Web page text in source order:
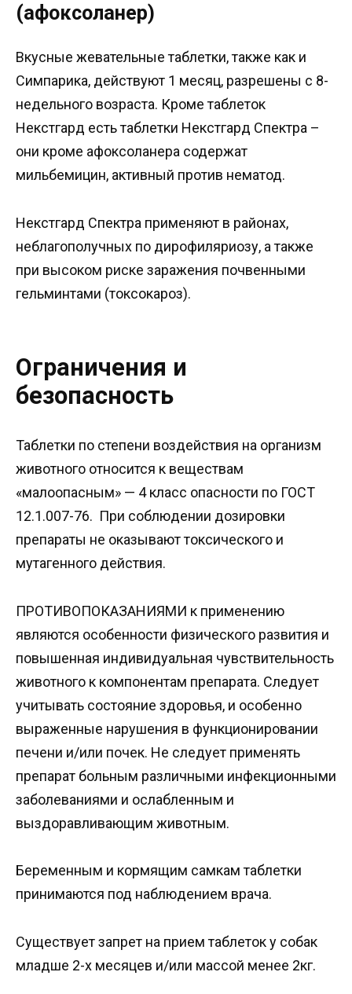
(афоксоланер)
Вкусные жевательные таблетки, также как и
Симпарика, действуют 1 месяц, разрешены с 8-
недельного возраста. Кроме таблеток
Некстгард есть таблетки Некстгард Спектра –
они кроме афоксоланера содержат
мильбемицин, активный против нематод.
Некстгард Спектра применяют в районах,
неблагополучных по дирофиляриозу, а также
при высоком риске заражения почвенными
гельминтами (токсокароз).
Ограничения и
безопасность
Таблетки по степени воздействия на организм
животного относится к веществам
«малоопасным» — 4 класс опасности по ГОСТ
12.1.007-76. При соблюдении дозировки
препараты не оказывают токсического и
мутагенного действия.
ПРОТИВОПОКАЗАНИЯМИ к применению
являются особенности физического развития и
повышенная индивидуальная чувствительность
животного к компонентам препарата. Следует
учитывать состояние здоровья, и особенно
выраженные нарушения в функционировании
печени и/или почек. Не следует применять
препарат больным различными инфекционными
заболеваниями и ослабленным и
выздоравливающим животным.
Беременным и кормящим самкам таблетки
принимаются под наблюдением врача.
Существует запрет на прием таблеток у собак
младше 2-х месяцев и/или массой менее 2кг.